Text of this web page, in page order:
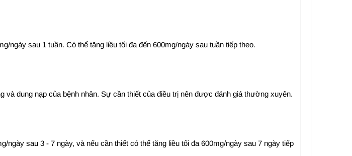
ngày sau 1 tuần. Có thể tăng liều tối đa đến 600mg/ngày sau tuần tiếp theo.
dung nạp của bệnh nhân. Sự cần thiết của điều trị nên được đánh giá thường xuyên.
sau 3 - 7 ngày, và nếu cần thiết có thể tăng liều tối đa 600mg/ngày sau 7 ngày tiếp